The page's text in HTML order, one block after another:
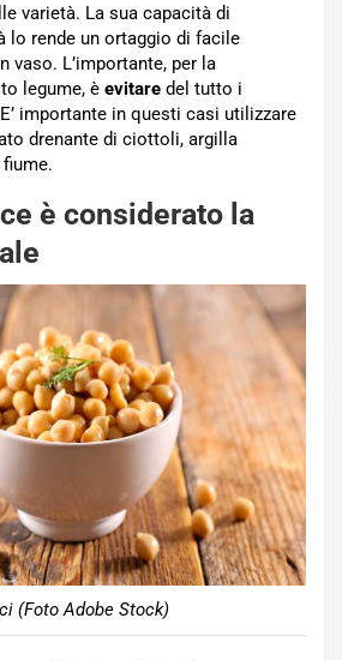
varietà. La sua capacità di
lo rende un ortaggio di facile
vaso. L’importante, per la
legume, è evitare del tutto i
importante in questi casi utilizzare
drenante di ciottoli, argilla
è considerato la
(Foto Adobe Stock)